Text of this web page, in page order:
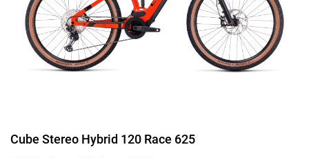
Zum
Cube Stereo Hybrid 120 Race 625